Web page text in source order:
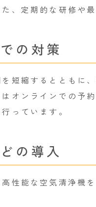
、定期的な研修や
の対策
短縮するとともに
オンラインでの予
っています。
の導入
性能な空気清浄機